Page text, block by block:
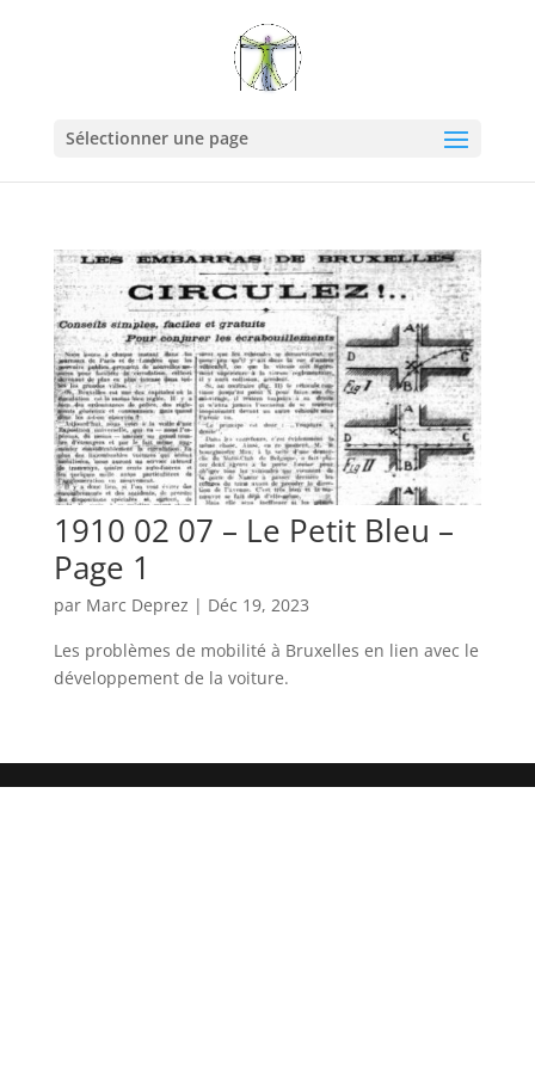
Sélectionner une page
1910 02 07 – Le Petit Bleu –
Page 1
par Marc Deprez | Déc 19, 2023
Les problèmes de mobilité à Bruxelles en lien avec le
développement de la voiture.